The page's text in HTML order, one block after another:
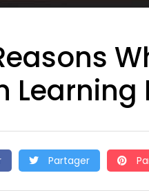
Learning
Partager